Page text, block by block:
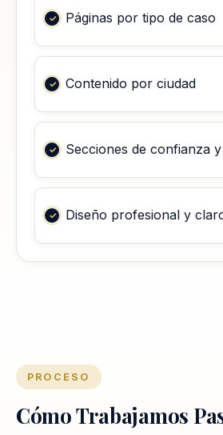
Páginas por tipo de caso
Contenido por ciudad
Secciones de confianza
Diseño profesional y
PROCESO
Cómo Trabajamos